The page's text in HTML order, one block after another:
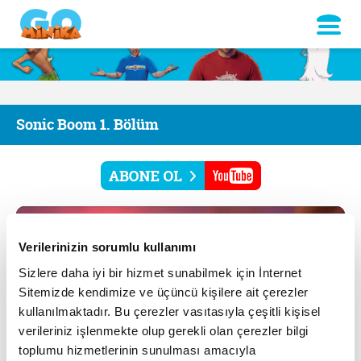
Verilerinizin sorumlu kullanımı
Sizlere daha iyi bir hizmet sunabilmek için İnternet
Sitemizde kendimize ve üçüncü kişilere ait çerezler
kullanılmaktadır. Bu çerezler vasıtasıyla çeşitli kişisel
verileriniz işlenmekte olup gerekli olan çerezler bilgi
toplumu hizmetlerinin sunulması amacıyla
Sonic Boom 1. Bölüm